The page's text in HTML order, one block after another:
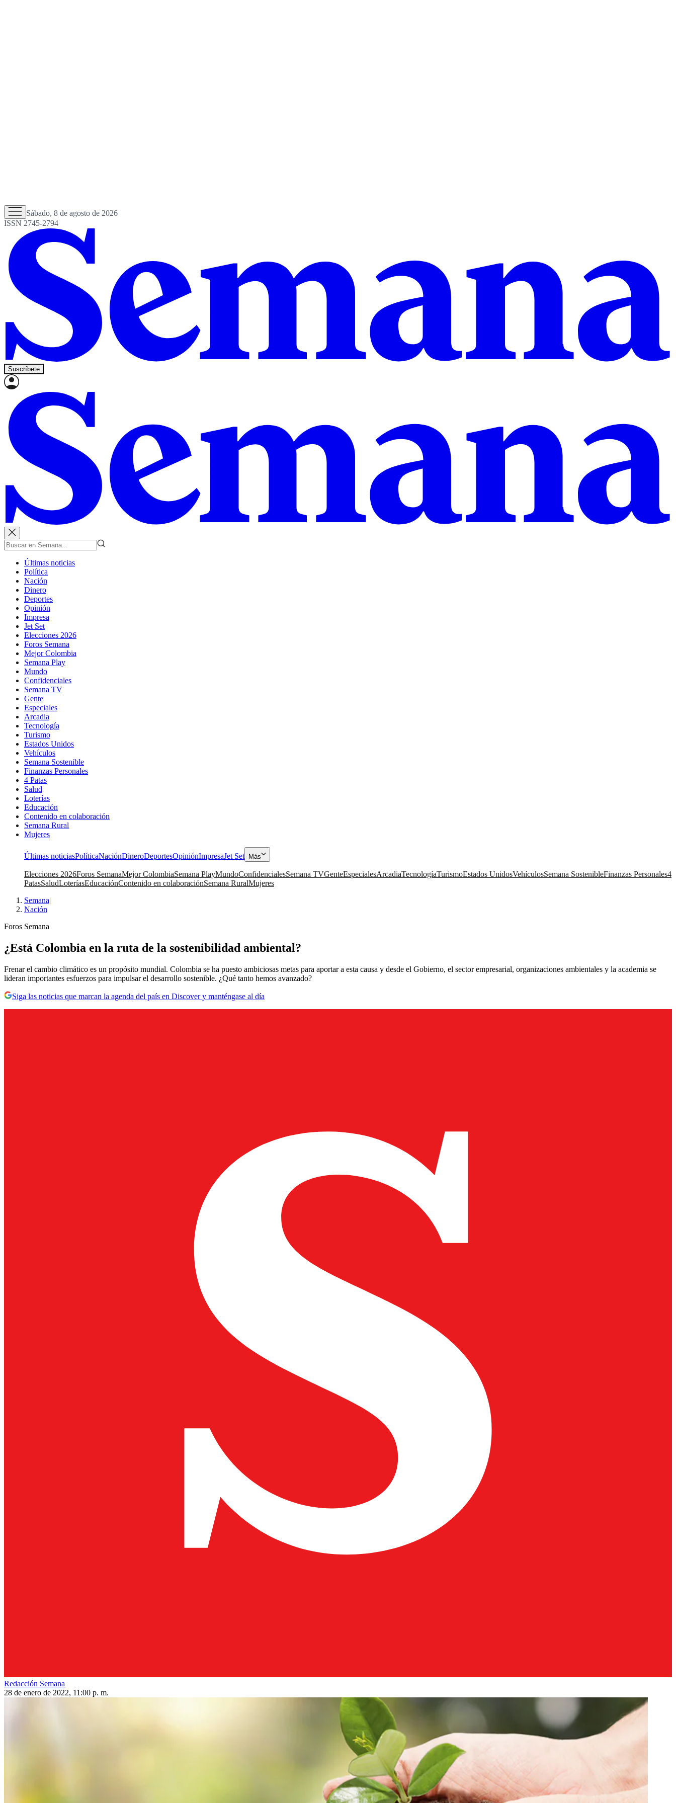
Sábado, 8 de agosto de 2026
ISSN 2745-2794
Suscríbete
Últimas noticias
Política
Nación
Dinero
Deportes
Opinión
Impresa
Jet Set
Elecciones 2026
Foros Semana
Mejor Colombia
Semana Play
Mundo
Confidenciales
Semana TV
Gente
Especiales
Arcadia
Tecnología
Turismo
Estados Unidos
Vehículos
Semana Sostenible
Finanzas Personales
4 Patas
Salud
Loterías
Educación
Contenido en colaboración
Semana Rural
Mujeres
Últimas noticiasPolíticaNaciónDineroDeportesOpiniónImpresaJet Set Más
Elecciones 2026Foros SemanaMejor ColombiaSemana PlayMundoConfidencialesSemana TVGenteEspecialesArcadiaTecnologíaTurismoEstados UnidosVehículosSemana SostenibleFinanzas Personales4
PatasSaludLoteríasEducaciónContenido en colaboraciónSemana RuralMujeres
Semana|
Nación
Foros Semana
¿Está Colombia en la ruta de la sostenibilidad ambiental?
Frenar el cambio climático es un propósito mundial. Colombia se ha puesto ambiciosas metas para aportar a esta causa y desde el Gobierno, el sector empresarial, organizaciones ambientales y la academia se
lideran importantes esfuerzos para impulsar el desarrollo sostenible. ¿Qué tanto hemos avanzado?
Siga las noticias que marcan la agenda del país en Discover y manténgase al día
Redacción Semana
28 de enero de 2022, 11:00 p. m.